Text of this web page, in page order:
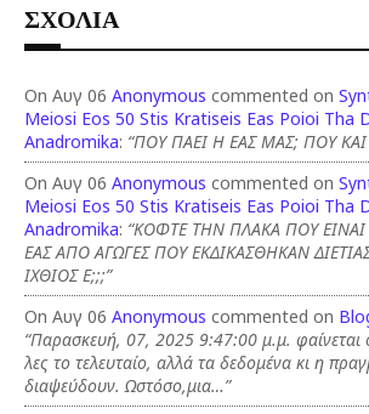
ΣΧΟΛΙΑ
On Αυγ 06 Anonymous commented on
Meiosi Eos 50 Stis Kratiseis Eas Poioi Tha
Anadromika: “ΠΟΥ ΠΑΕΙ Η ΕΑΣ ΜΑΣ; ΠΟΥ
On Αυγ 06 Anonymous commented on
Meiosi Eos 50 Stis Kratiseis Eas Poioi Tha
Anadromika: “ΚΟΦΤΕ ΤΗΝ ΠΛΑΚΑ ΠΟΥ
ΕΑΣ ΑΠΟ ΑΓΩΓΕΣ ΠΟΥ ΕΚΔΙΚΑΣΘΗΚΑΝ
ΙΧΘΙΟΣ Ε;;;”
On Αυγ 06 Anonymous commented on
“Παρασκευή, 07, 2025 9:47:00 μ.μ. φαίνεται
λες το τελευταίο, αλλά τα δεδομένα κι η
διαψεύδουν. Ωστόσο,μια…”